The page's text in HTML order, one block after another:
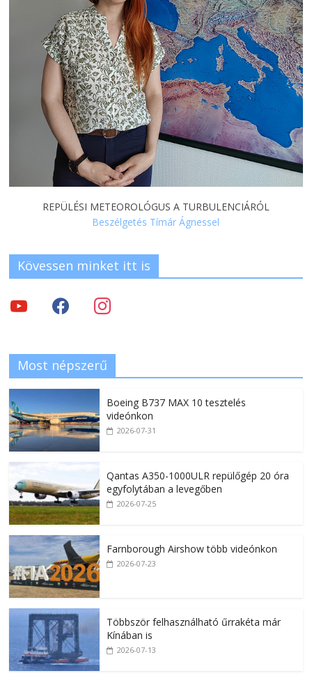
REPÜLÉSI METEOROLÓGUS A TURBULENCIÁRÓL
Beszélgetés Tímár Ágnessel
Kövessen minket itt is
Most népszerű
Boeing B737 MAX 10 tesztelés
videónkon
2026-07-31
Qantas A350-1000ULR repülőgép 20 óra
egyfolytában a levegőben
2026-07-25
Farnborough Airshow több videónkon
2026-07-23
Többször felhasználható űrrakéta már
Kínában is
2026-07-13